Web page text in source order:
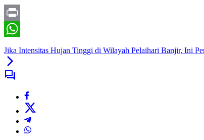
Print
Jika Intensitas Hujan Tinggi di Wilayah Pelaihari Banjir, Ini